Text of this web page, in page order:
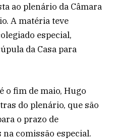
ao plenário da Câmara
A matéria teve
especial,
da Casa para
o fim de maio, Hugo
do plenário, que são
o prazo de
na comissão especial.